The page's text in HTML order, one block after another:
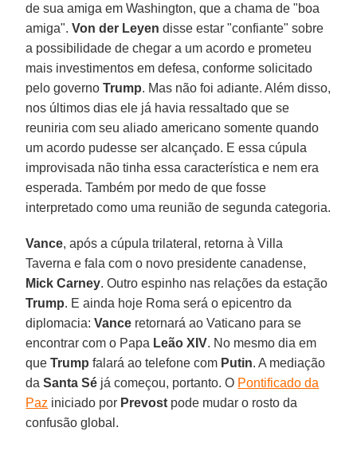
de sua amiga em Washington, que a chama de "boa
amiga".Von der Leyen disse estar "confiante" sobre
a possibilidade de chegar a um acordo e prometeu
mais investimentos em defesa, conforme solicitado
pelo governoTrump. Mas não foi adiante. Além disso,
nos últimos dias ele já havia ressaltado que se
reuniria com seu aliado americano somente quando
um acordo pudesse ser alcançado. E essa cúpula
improvisada não tinha essa característica e nem era
esperada. Também por medo de que fosse
interpretado como uma reunião de segunda categoria.
Vance, após a cúpula trilateral, retorna à Villa
Taverna e fala com o novo presidente canadense,
Mick Carney. Outro espinho nas relações da estação
Trump. E ainda hoje Roma será o epicentro da
diplomacia:Vance retornará ao Vaticano para se
encontrar com o Papa Leão XIV. No mesmo dia em
queTrump falará ao telefone com Putin. A mediação
daSanta Sé já começou, portanto. O Pontificado da
Paz iniciado por Prevost pode mudar o rosto da
confusão global.